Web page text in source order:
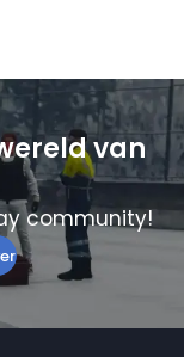
van
community!